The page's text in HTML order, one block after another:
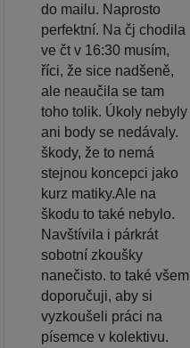
do mailu. Naprosto
perfektní. Na čj chodila
ve čt v 16:30 musím,
říci, že sice nadšeně,
ale neaučila se tam
toho tolik. Úkoly nebyly
ani body se nedávaly.
škody, že to nemá
stejnou koncepci jako
kurz matiky.Ale na
škodu to také nebylo.
Navštívila i párkrát
sobotní zkoušky
nanečisto. to také všem
doporučuji, aby si
vyzkoušeli práci na
písemce v kolektivu.